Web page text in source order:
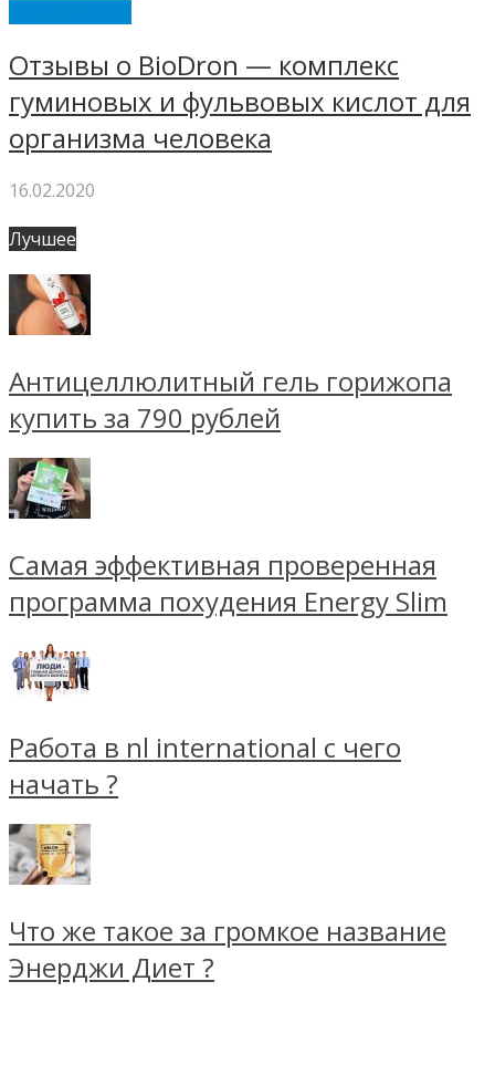
Отзывы о BioDron — комплекс
гуминовых и фульвовых кислот для
организма человека
16.02.2020
Лучшее
Антицеллюлитный гель горижопа
купить за 790 рублей
Самая эффективная проверенная
программа похудения Energy Slim
Работа в nl international с чего
начать ?
Что же такое за громкое название
Энерджи Диет ?